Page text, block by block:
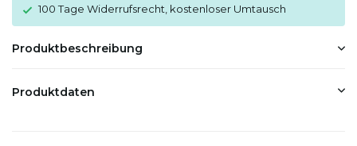
100 Tage Widerrufsrecht, kostenloser Umtausch
Produktbeschreibung
Produktdaten